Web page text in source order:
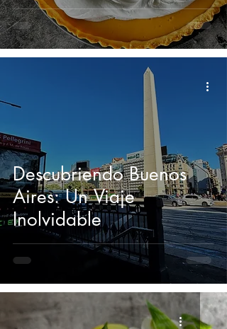
Descubriendo Buenos
Aires: Un Viaje
Inolvidable